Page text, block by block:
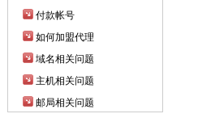
付款帐号
如何加盟代理
域名相关问题
主机相关问题
邮局相关问题